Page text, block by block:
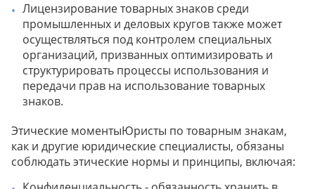
Лицензирование товарных знаков среди
промышленных и деловых кругов также может
осуществляться под контролем специальных
организаций, призванных оптимизировать и
структурировать процессы использования и
передачи прав на использование товарных
знаков.
Этические моментыЮристы по товарным знакам,
как и другие юридические специалисты, обязаны
соблюдать этические нормы и принципы, включая: